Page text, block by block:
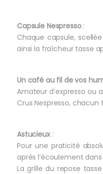
Capsule Nespresso:
Chaque capsule,
ainsi la fraîcheur tasse
Un café au fil de vos
Amateur d’expresso
Crus Nespresso, chacun
Astucieux:
Pour une praticité
après l’écoulement
La grille du repose